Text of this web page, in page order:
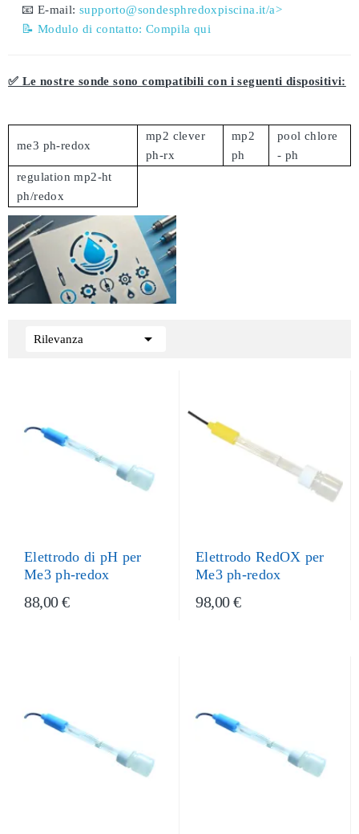
📧 E-mail:supporto@sondesphredoxpiscina.it/a>
📝 Modulo di contatto: Compila qui
✅ Le nostre sonde sono compatibili con i seguenti dispositivi:
me3 ph-redox
mp2 clever
ph-rx
mp2
ph
pool chlore
- ph
regulation mp2-ht
ph/redox
Rilevanza 
Elettrodo di pH per
Me3 ph-redox
88,00 €
Elettrodo RedOX per
Me3 ph-redox
98,00 €